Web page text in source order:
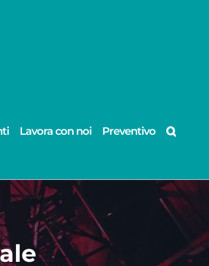
Lavora con noi Preventivo